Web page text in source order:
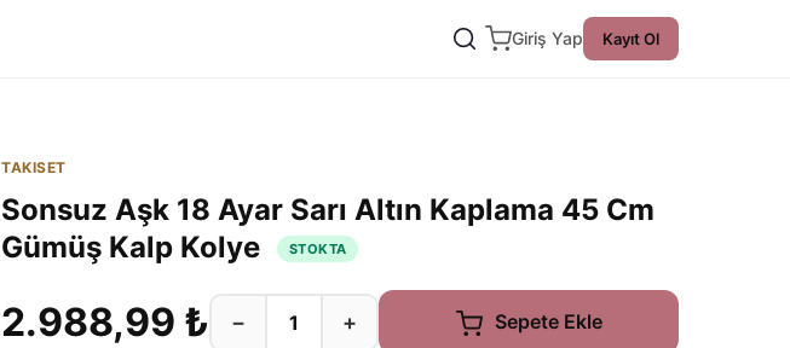
Giriş Yap Kayıt Ol
TAKISET
Sonsuz Aşk 18 Ayar Sarı Altın Kaplama 45 Cm
Gümüş Kalp Kolye
STOKTA
2.988,99 ₺ − + Sepete Ekle